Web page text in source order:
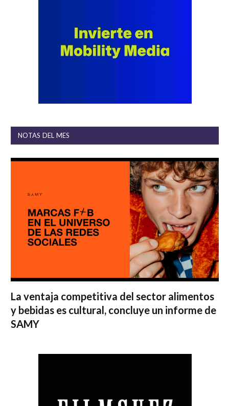
NOTAS DEL MES
La ventaja competitiva del sector alimentos
y bebidas es cultural, concluye un informe de
SAMY